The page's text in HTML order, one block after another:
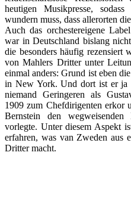
heutigen Musikpresse,
wundern muss, dass allerorten
Auch das orchestereigene
war in Deutschland bislang
die besonders häufig rezensiert
von Mahlers Dritter unter
einmal anders: Grund ist eben
in New York. Und dort ist er ja
niemand Geringeren als
1909 zum Chefdirigenten erkor
Bernstein den wegweisenden
vorlegte. Unter diesem Aspekt
erfahren, was van Zweden aus
Dritter macht.